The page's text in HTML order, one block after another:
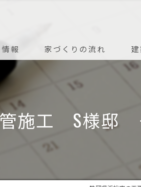
報 家づくりの流れ
アフターメンテナンス
施工 S様邸